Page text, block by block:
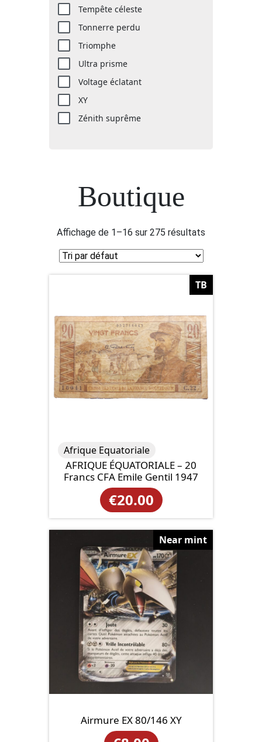
Tempête céleste
Tonnerre perdu
Triomphe
Ultra prisme
Voltage éclatant
XY
Zénith suprême
Boutique
Affichage de 1–16 sur 275 résultats
TB
AFRIQUE ÉQUATORIALE – 20
Francs CFA Emile Gentil 1947
€20.00
Afrique Equatoriale
Near mint
Airmure EX 80/146 XY